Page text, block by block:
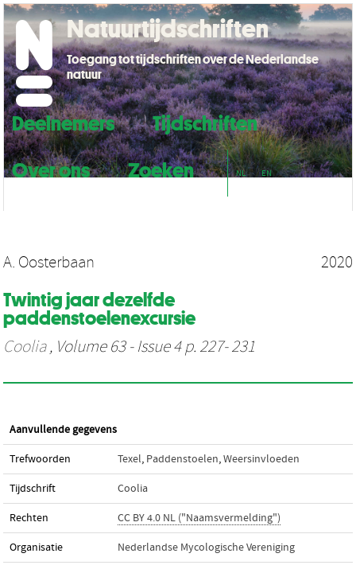
Deelnemers
Tijdschriften
Over ons
Zoeken NL EN
Natuurtijdschriften
Toegang tot tijdschriften over de Nederlandse
natuur
A. Oosterbaan 2020
Twintig jaar dezelfde
paddenstoelenexcursie
Coolia, Volume 63 - Issue 4 p. 227- 231
Aanvullende gegevens
Trefwoorden Texel, Paddenstoelen,Weersinvloeden
Tijdschrift Coolia
Rechten CC BY 4.0 NL ("Naamsvermelding")
Organisatie Nederlandse Mycologische Vereniging